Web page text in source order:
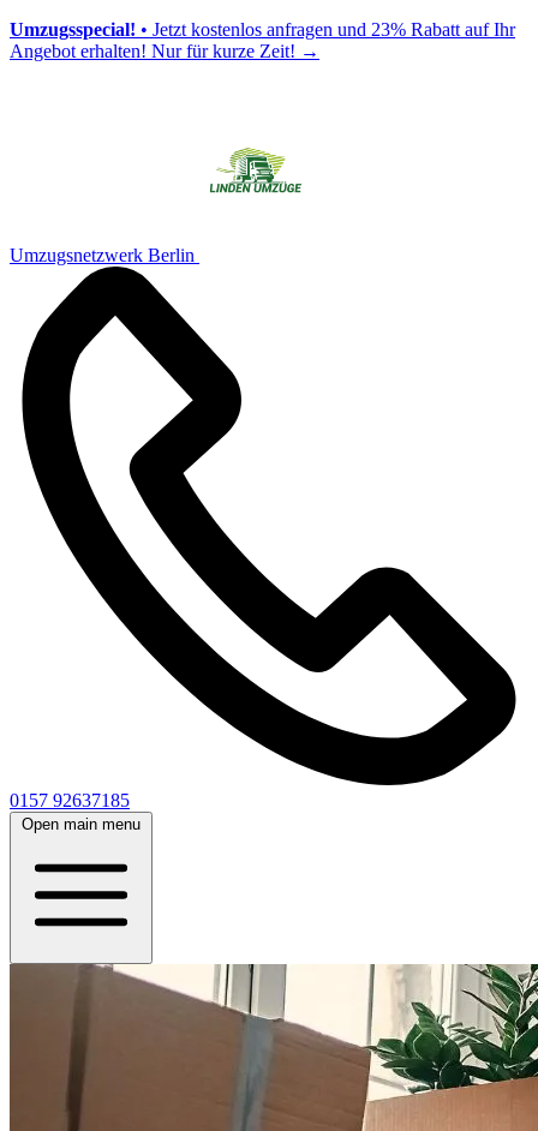
Umzugsspecial! • Jetzt kostenlos anfragen und 23% Rabatt auf Ihr
Angebot erhalten! Nur für kurze Zeit! →
Umzugsnetzwerk Berlin
0157 92637185
Open main menu